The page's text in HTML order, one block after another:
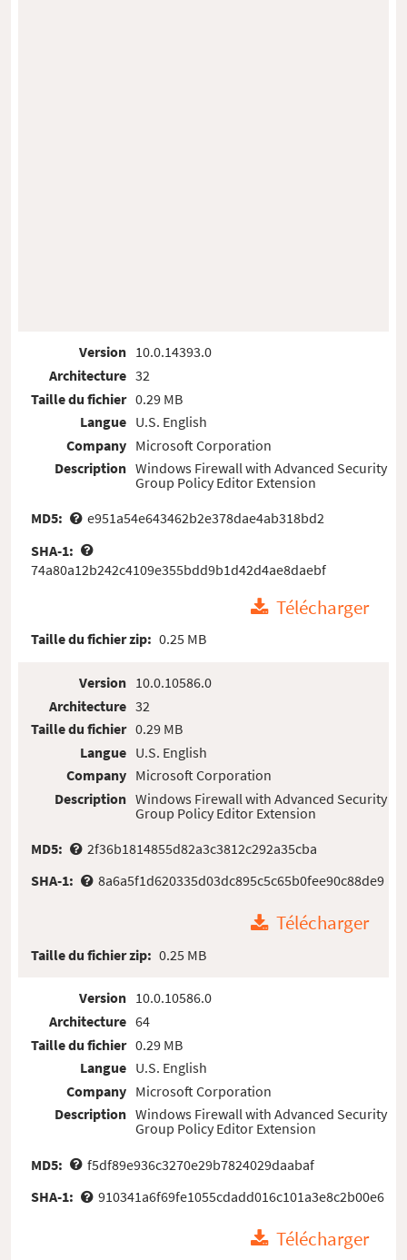
Version
Architecture
Taille du fichier
Langue
Company
Description
10.0.14393.0
32
0.29 MB
U.S. English
Microsoft Corporation
Windows Firewall with Advanced Security
Group Policy Editor Extension
MD5:
e951a54e643462b2e378dae4ab318bd2
SHA-1:
74a80a12b242c4109e355bdd9b1d42d4ae8daebf
Télécharger
Taille du fichier zip: 0.25 MB
Version
Architecture
Taille du fichier
Langue
Company
Description
10.0.10586.0
32
0.29 MB
U.S. English
Microsoft Corporation
Windows Firewall with Advanced Security
Group Policy Editor Extension
MD5:
2f36b1814855d82a3c3812c292a35cba
SHA-1:
8a6a5f1d620335d03dc895c5c65b0fee90c88de9
Télécharger
Taille du fichier zip: 0.25 MB
Version
Architecture
Taille du fichier
Langue
Company
Description
10.0.10586.0
64
0.29 MB
U.S. English
Microsoft Corporation
Windows Firewall with Advanced Security
Group Policy Editor Extension
MD5:
f5df89e936c3270e29b7824029daabaf
SHA-1:
910341a6f69fe1055cdadd016c101a3e8c2b00e6
Télécharger